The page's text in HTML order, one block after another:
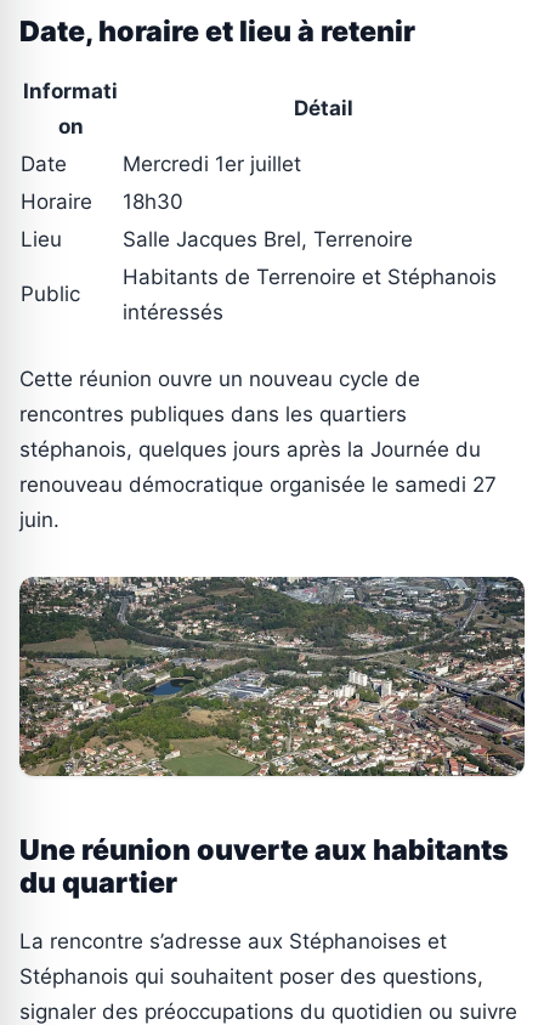
Date, horaire et lieu à retenir
Informati
on
Détail
Date
Mercredi 1er juillet
Horaire
18h30
Lieu
Salle Jacques Brel, Terrenoire
Public
Habitants de Terrenoire et Stéphanois
intéressés
Cette réunion ouvre un nouveau cycle de
rencontres publiques dans les quartiers
stéphanois, quelques jours après la Journée du
renouveau démocratique organisée le samedi 27
juin.
Une réunion ouverte aux habitants
du quartier
La rencontre s’adresse aux Stéphanoises et
Stéphanois qui souhaitent poser des questions,
signaler des préoccupations du quotidien ou suivre